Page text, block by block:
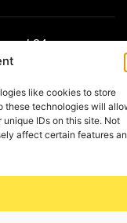
like cookies to store
these technologies will
IDs on this site. Not
affect certain features